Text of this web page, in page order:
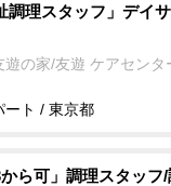
調理スタッフ」デイ
遊の家/友遊 ケアセンタ
ート / 東京都
から可」調理スタッフ